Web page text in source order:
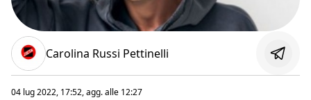
Carolina Russi Pettinelli
04 lug 2022, 17:52, agg. alle 12:27